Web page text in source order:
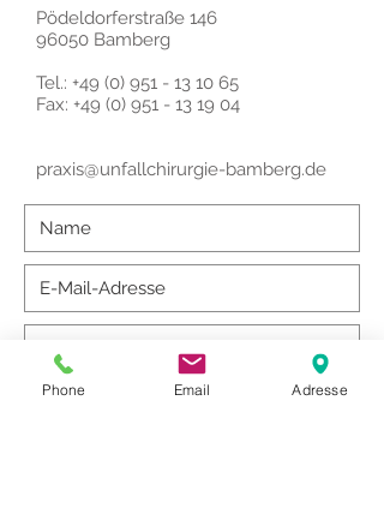
Pödeldorferstraße 146
96050 Bamberg
Tel.: +49 (0) 951 - 13 10 65
Fax: +49 (0) 951 - 13 19 04
praxis@unfallchirurgie-bamberg.de
Phone Email Adresse